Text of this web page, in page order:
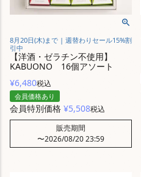
8月20日(木)まで | 週替わりセール15%割
引中
【洋酒・ゼラチン不使用】
KABUONO 16個アソート
¥6,480税込
会員価格あり
会員特別価格 ¥5,508税込
販売期間
〜2026/08/20 23:59